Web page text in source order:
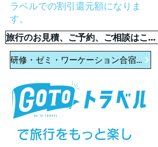
ラベルでの割引還元額になりま
す。
旅行のお見積、ご予約、ご相談はこちら
研修・ゼミ・ワーケーション合宿はこちら
​で旅行をもっと楽し